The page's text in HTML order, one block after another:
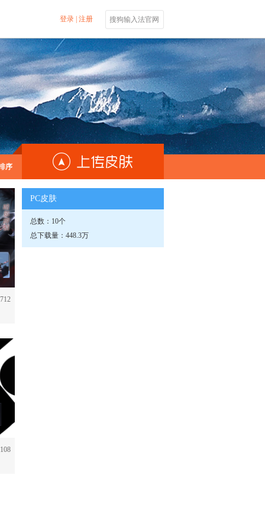
登录| 注册 搜狗输入法官网
序
PC皮肤
总数：10个
总下载量：448.3万